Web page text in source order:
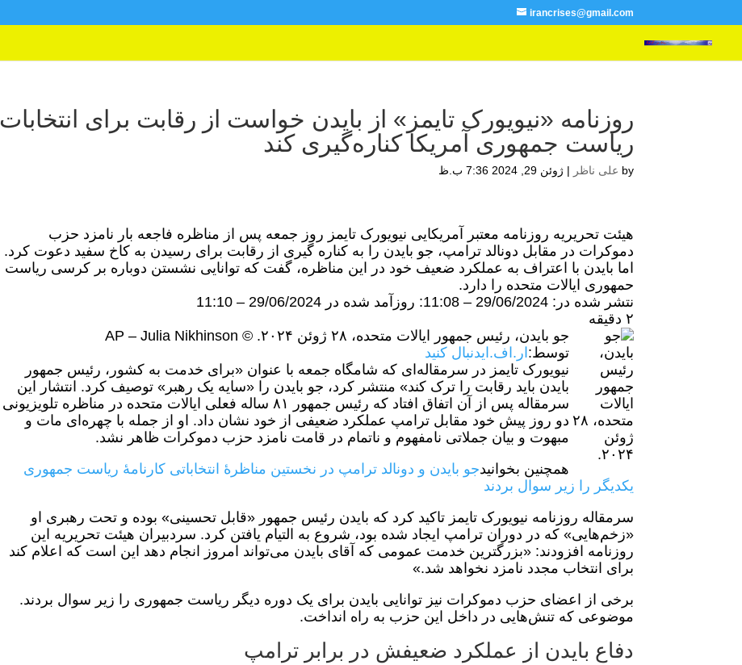
irancrises@gmail.com
روزنامه «نیویورک تایمز» از بایدن خواست از رقابت برای انتخابات
ریاست جمهوری آمریکا کناره‌گیری کند
by علی ناظر |ژوئن 29, 2024 7:36 ب.ظ
هیئت تحریریه روزنامه معتبر آمریکایی نیویورک تایمز روز جمعه پس از مناظره فاجعه بار نامزد حزب
دموکرات در مقابل دونالد ترامپ، جو بایدن را به کناره گیری از رقابت برای رسیدن به کاخ سفید دعوت کرد.
اما بایدن با اعتراف به عملکرد ضعیف خود در این مناظره، گفت که توانایی نشستن دوباره بر کرسی ریاست
حمهوری ایالات متحده را دارد.
نتشر شده در:29/06/2024 – 11:08 : روزآمد شده در29/06/2024 – 11:10
۲ دقیقه
جو بایدن، رئیس جمهور ایالات متحده، ۲۸ ژوئن ۲۰۲۴.
© AP – Julia Nikhinson
توسط: ار.اف.ایدنبال کنید
نیویورک تایمز در سرمقاله‌ای که شامگاه جمعه با عنوان «برای خدمت به کشور، رئیس جمهور
بایدن باید رقابت را ترک کند» منتشر کرد، جو بایدن را «سایه یک رهبر» توصیف کرد. انتشار این
سرمقاله پس از آن اتفاق افتاد که رئیس جمهور ۸۱ ساله فعلی ایالات متحده در مناظره تلویزیونی
دو روز پیش خود مقابل ترامپ عملکرد ضعیفی از خود نشان داد. او از جمله با چهره‌ای مات و
مبهوت و بیان جملاتی نامفهوم و ناتمام در قامت نامزد حزب دموکرات ظاهر نشد.
همچنین بخوانیدجو بایدن و دونالد ترامپ در نخستین مناظرۀ انتخاباتی کارنامۀ ریاست جمهوری
یکدیگر را زیر سوال بردند
سرمقاله روزنامه نیویورک تایمز تاکید کرد که بایدن رئیس جمهور «قابل تحسینی» بوده و تحت رهبری او
«زخم‌هایی» که در دوران ترامپ ایجاد شده بود، شروع به التیام یافتن کرد. سردبیران هیئت تحریریه این
روزنامه افزودند: «بزرگترین خدمت عمومی که آقای بایدن می‌تواند امروز انجام دهد این است که اعلام کند
برای انتخاب مجدد نامزد نخواهد شد.»
برخی از اعضای حزب دموکرات نیز توانایی بایدن برای یک دوره دیگر ریاست جمهوری را زیر سوال بردند.
موضوعی که تنش‌هایی در داخل این حزب به راه انداخت.
دفاع بایدن از عملکرد ضعیفش در برابر ترامپ